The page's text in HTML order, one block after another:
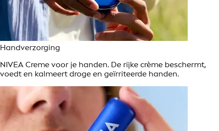
Handverzorging
NIVEA Creme voor je handen. De rijke crème beschermt,
voedt en kalmeert droge en geïrriteerde handen.